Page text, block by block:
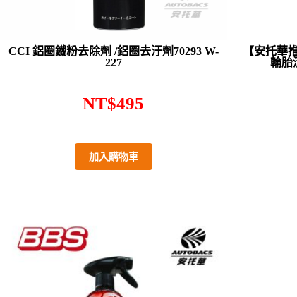
CCI 鋁圈鐵粉去除劑 /鋁圈去汙劑70293 W-
227
NT$495
加入購物車
【安托華
輪胎